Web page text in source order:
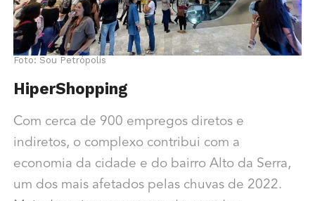
Foto: Sou Petrópolis
HiperShopping
Com cerca de 900 empregos diretos e
indiretos, o complexo contribui com a
economia da cidade e do bairro Alto da Serra,
um dos mais afetados pelas chuvas de 2022.